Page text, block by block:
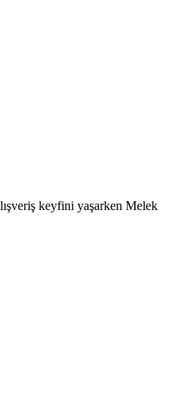
keyfini yaşarken Melek